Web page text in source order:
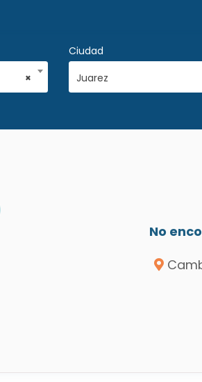
×
Ciudad
Juarez
No